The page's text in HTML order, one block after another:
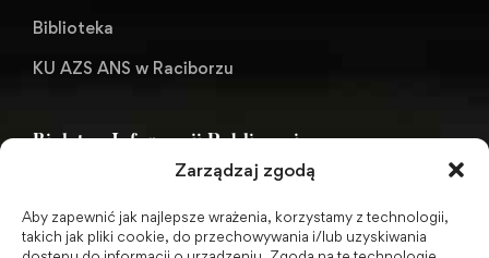
Zarządzaj zgodą
Aby zapewnić jak najlepsze wrażenia, korzystamy z technologii,
takich jak pliki cookie, do przechowywania i/lub uzyskiwania
Biblioteka
KU AZS ANS w Raciborzu
Biuletyn Informacji Publicznej
BIP - Biuletyn Informacji Publicznej PWSZ -